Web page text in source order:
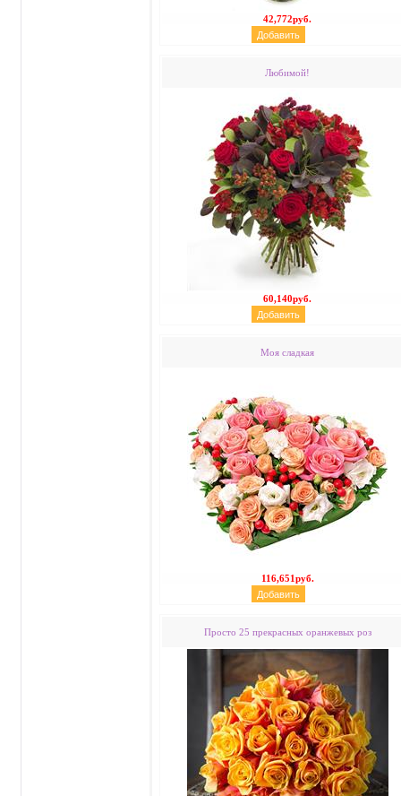
42,772руб.
Любимой!
60,140руб.
Моя сладкая
116,651руб.
Просто 25 прекрасных оранжевых роз